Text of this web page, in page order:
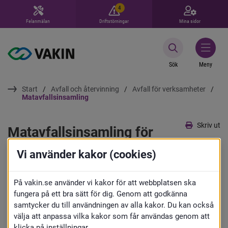
Felanmälan
4
Driftstörningar Mina sidor
Sök Meny
Start Avfall och återvinning
Avfall för verksamheter
Matavfallsinsamling
Skriv ut
Matavfallsinsamling för
verksamheter
Matavfall är matrester från tallriken i
restaurangen, personalens lunchrum
eller matavfall från livsmedelsbutiker.
Vi använder kakor (cookies)
På vakin.se använder vi kakor för att webbplatsen ska
fungera på ett bra sätt för dig. Genom att godkänna
samtycker du till användningen av alla kakor. Du kan också
välja att anpassa vilka kakor som får användas genom att